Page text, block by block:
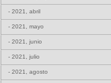
- 2021, abril
- 2021, mayo
- 2021, junio
- 2021, julio
- 2021, agosto